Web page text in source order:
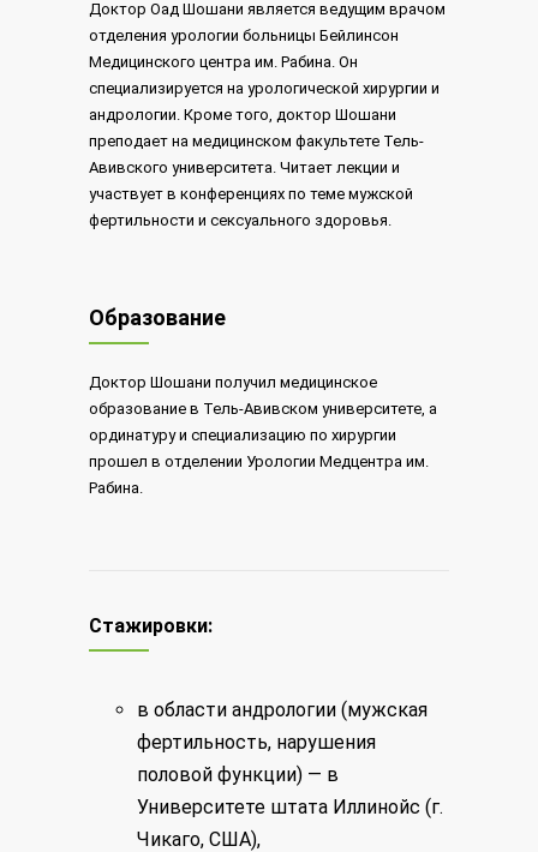
Доктор Оад Шошани является ведущим врачом
отделения урологии больницы Бейлинсон
Медицинского центра им. Рабина. Он
специализируется на урологической хирургии и
андрологии. Кроме того, доктор Шошани
преподает на медицинском факультете Тель-
Авивского университета. Читает лекции и
участвует в конференциях по теме мужской
фертильности и сексуального здоровья.
Образование
Доктор Шошани получил медицинское
образование в Тель-Авивском университете, а
ординатуру и специализацию по хирургии
прошел в отделении Урологии Медцентра им.
Рабина.
Стажировки:
в области андрологии (мужская
фертильность, нарушения
половой функции) — в
Университете штата Иллинойс (г.
Чикаго, США),